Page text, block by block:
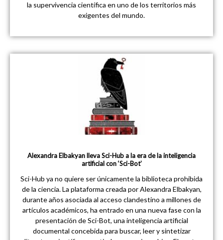
la supervivencia científica en uno de los territorios más
exigentes del mundo.
Alexandra Elbakyan lleva Sci-Hub a la era de la inteligencia
artificial con ‘Sci-Bot’
Sci-Hub ya no quiere ser únicamente la biblioteca prohibida
de la ciencia. La plataforma creada por Alexandra Elbakyan,
durante años asociada al acceso clandestino a millones de
artículos académicos, ha entrado en una nueva fase con la
presentación de Sci-Bot, una inteligencia artificial
documental concebida para buscar, leer y sintetizar